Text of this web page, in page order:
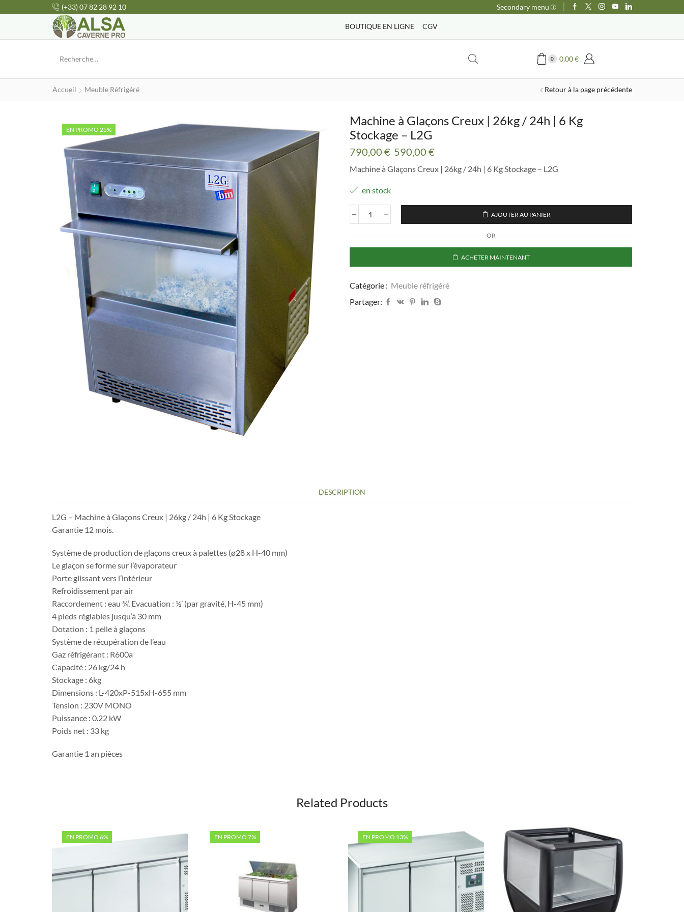
(+33) 07 82 28 92 10 Secondary menu
BOUTIQUE EN LIGNE CGV
0 0,00€
Accueil Meuble Réfrigéré Retour à la page précédente
EN PROMO 25%
Machine à Glaçons Creux | 26kg / 24h | 6 Kg
Stockage – L2G
790,00€ Le
initial
590,00 €
actuel
Machine à Glaçons Creux | 26kg / 24h | 6 Kg Stockage – L2G
en stock
quantité
à
Creux
26kg
/
AJOUTER AU PANIER
OR
ACHETER MAINTENANT
Catégorie : Meuble réfrigéré
Partager:
DESCRIPTION
L2G – Machine à Glaçons Creux | 26kg / 24h | 6 Kg Stockage
Garantie 12 mois.
Système de production de glaçons creux à palettes (ø28 x H-40 mm)
Le glaçon se forme sur l’évaporateur
Porte glissant vers l’intérieur
Refroidissement par air
Raccordement : eau ¾’, Evacuation : ½’ (par gravité, H-45 mm)
4 pieds réglables jusqu’à 30 mm
Dotation : 1 pelle à glaçons
Système de récupération de l’eau
Gaz réfrigérant : R600a
Capacité : 26 kg/24 h
Stockage : 6kg
Dimensions : L-420xP-515xH-655 mm
Tension : 230V MONO
Puissance : 0.22 kW
Poids net : 33 kg
Garantie 1 an pièces
Related Products
EN PROMO 6% EN PROMO 7% EN PROMO 13%